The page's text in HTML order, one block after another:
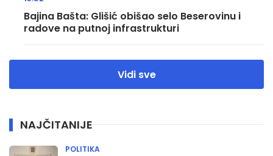
Bajina Bašta: Glišić obišao selo Beserovinu i
radove na putnoj infrastrukturi
Vidi sve
NAJČITANIJE
POLITIKA